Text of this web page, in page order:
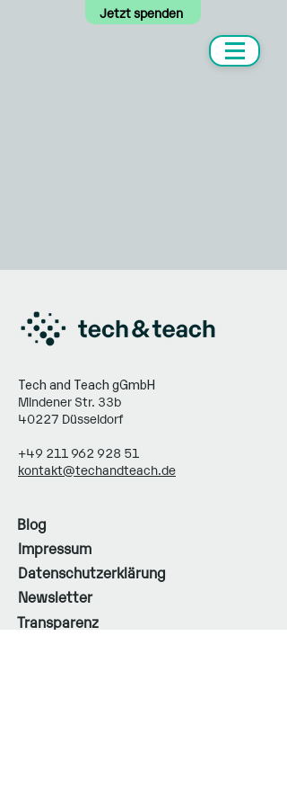
Jetzt spenden
Tech and Teach gGmbH
Mindener Str. 33b
40227 Düsseldorf
+49 211 962 928 51
kontakt@techandteach.de
Blog
Impressum
Datenschutzerklärung
Newsletter
Transparenz